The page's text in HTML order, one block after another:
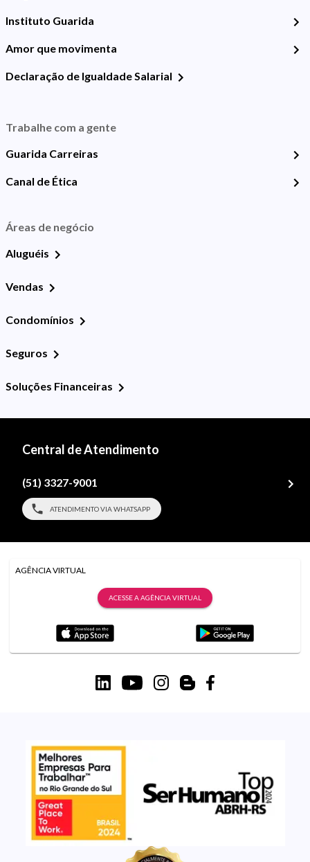
Instituto Guarida
Amor que movimenta
Declaração de Igualdade Salarial
Trabalhe com a gente
Guarida Carreiras
Canal de Ética
Áreas de negócio
Aluguéis
Vendas
Condomínios
Seguros
Soluções Financeiras
Central de Atendimento
(51) 3327-9001
ATENDIMENTO VIA WHATSAPP
AGÊNCIA VIRTUAL
ACESSE A AGÊNCIA VIRTUAL